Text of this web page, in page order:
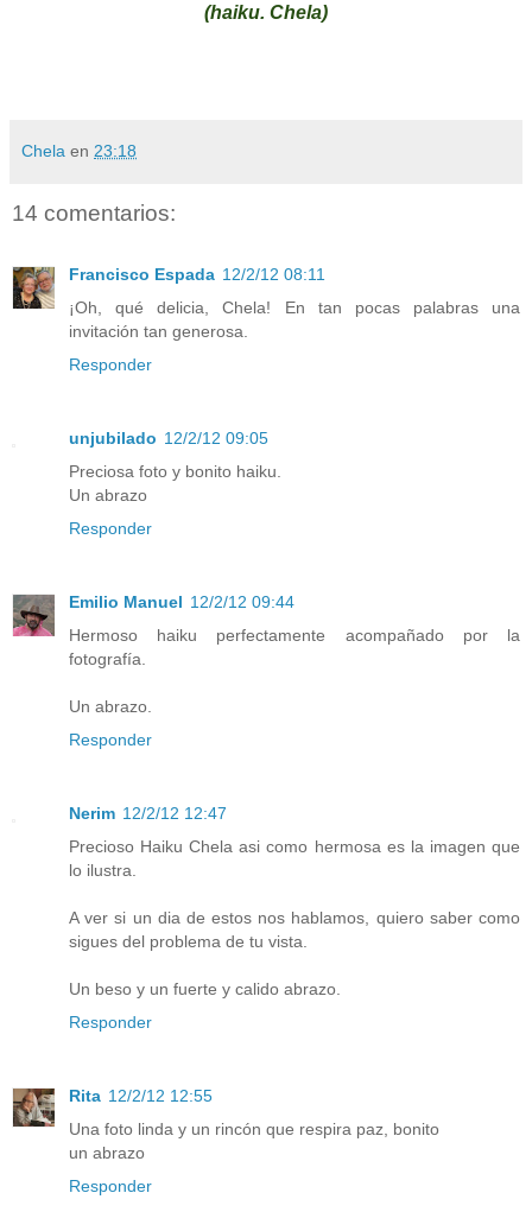
(haiku. Chela)
Chela en 23:18
14 comentarios:
Francisco Espada 12/2/12 08:11
¡Oh, qué delicia, Chela! En tan pocas palabras una
invitación tan generosa.
Responder
unjubilado 12/2/12 09:05
Preciosa foto y bonito haiku.
Un abrazo
Responder
Emilio Manuel 12/2/12 09:44
Hermoso haiku perfectamente acompañado por la
fotografía.
Un abrazo.
Responder
Nerim 12/2/12 12:47
Precioso Haiku Chela asi como hermosa es la imagen que
lo ilustra.
A ver si un dia de estos nos hablamos, quiero saber como
sigues del problema de tu vista.
Un beso y un fuerte y calido abrazo.
Responder
Rita 12/2/12 12:55
Una foto linda y un rincón que respira paz, bonito
un abrazo
Responder